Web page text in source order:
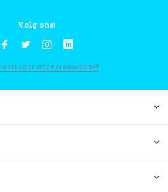
Volg ons!
aan voor onze nieuwsbrief